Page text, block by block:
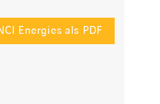
Energies als PDF